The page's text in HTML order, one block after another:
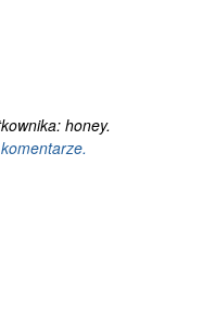
honey.